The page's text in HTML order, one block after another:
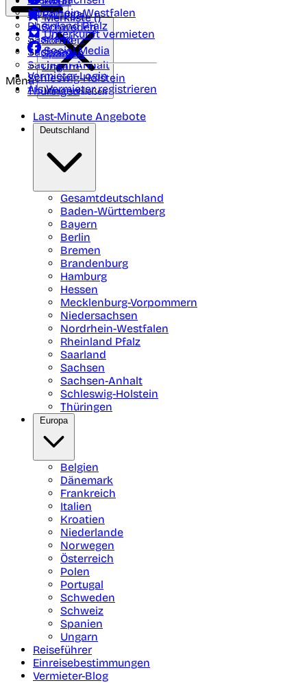
Nordrhein-Westfalen
Rheinland Pfalz
Saarland
Sachsen
Sachsen-Anhalt
Schleswig-Holstein
Thüringen
Portugal
Schweden
Schweiz
Spanien
Ungarn
Merkliste ()
Unterkunft vermieten
Social Media
Vermieter-Login
Als Vermieter registrieren
Menü
Menü schließen
Last-Minute Angebote
Deutschland
Gesamtdeutschland
Baden-Württemberg
Bayern
Berlin
Bremen
Brandenburg
Hamburg
Hessen
Mecklenburg-Vorpommern
Niedersachsen
Nordrhein-Westfalen
Rheinland Pfalz
Saarland
Sachsen
Sachsen-Anhalt
Schleswig-Holstein
Thüringen
Europa
Belgien
Dänemark
Frankreich
Italien
Kroatien
Niederlande
Norwegen
Österreich
Polen
Portugal
Schweden
Schweiz
Spanien
Ungarn
Reiseführer
Einreisebestimmungen
Vermieter-Blog